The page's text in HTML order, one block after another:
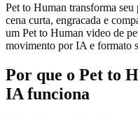
Pet to Human transforma
cena curta, engracada e
um Pet to Human video de
movimento por IA e formato
Por que o Pet to
IA funciona